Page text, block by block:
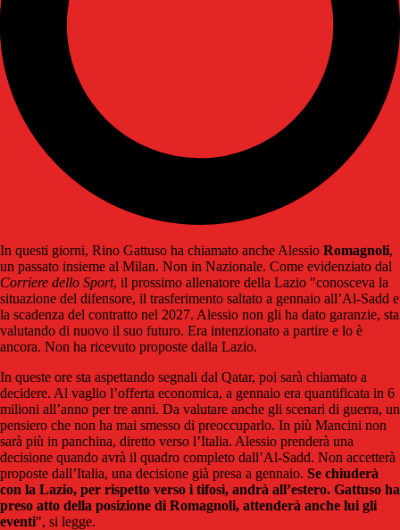
In questi giorni, Rino Gattuso ha chiamato anche Alessio Romagnoli,
un passato insieme al Milan. Non in Nazionale. Come evidenziato dal
Corriere dello Sport, il prossimo allenatore della Lazio "conosceva la
situazione del difensore, il trasferimento saltato a gennaio all’Al-Sadd e
la scadenza del contratto nel 2027. Alessio non gli ha dato garanzie, sta
valutando di nuovo il suo futuro. Era intenzionato a partire e lo è
ancora. Non ha ricevuto proposte dalla Lazio.
In queste ore sta aspettando segnali dal Qatar, poi sarà chiamato a
decidere. Al vaglio l’offerta economica, a gennaio era quantificata in 6
milioni all’anno per tre anni. Da valutare anche gli scenari di guerra, un
pensiero che non ha mai smesso di preoccuparlo. In più Mancini non
sarà più in panchina, diretto verso l’Italia. Alessio prenderà una
decisione quando avrà il quadro completo dall’Al-Sadd. Non accetterà
proposte dall’Italia, una decisione già presa a gennaio. Se chiuderà
con la Lazio, per rispetto verso i tifosi, andrà all’estero. Gattuso ha
preso atto della posizione di Romagnoli, attenderà anche lui gli
eventi", si legge.